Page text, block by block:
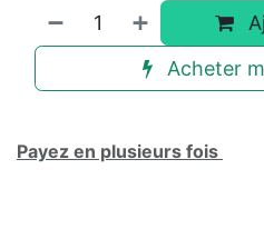
Acheter
Payez en plusieurs fois